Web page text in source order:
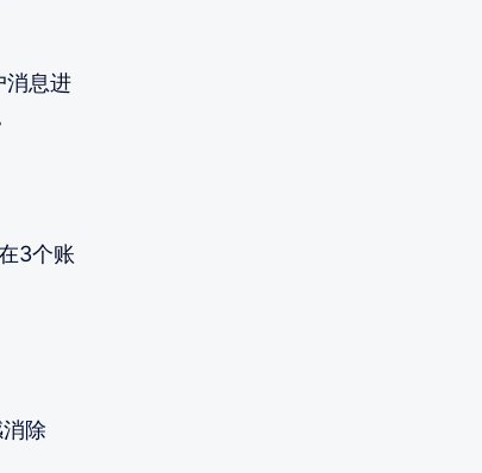
息进
3个账
除